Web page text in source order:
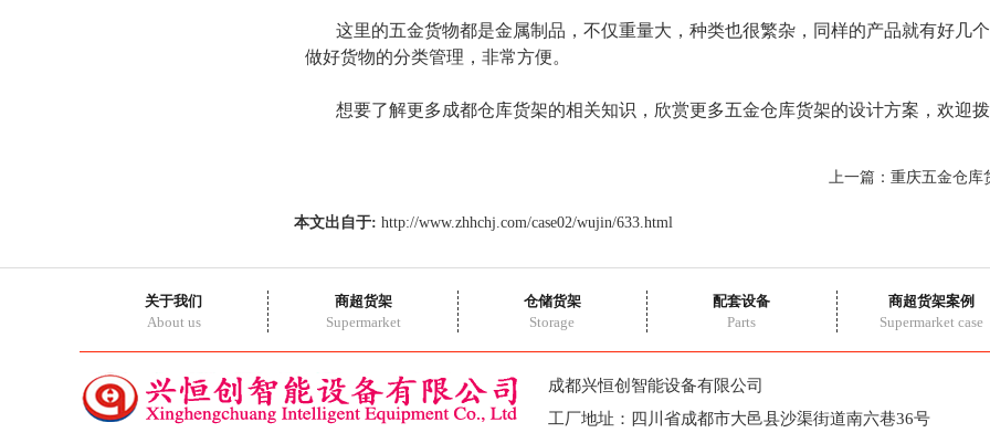
这里的五金货物都是金属制品，不仅重量大，种类也很繁杂，同样的产品就有好几
做好货物的分类管理，非常方便。
想要了解更多成都仓库货架的相关知识，欣赏更多五金仓库货架的设计方案，欢迎
上一篇： 重庆五金仓库
本文出自于: http://www.zhhchj.com/case02/wujin/633.html
关于我们
About us
商超货架
Supermarket
仓储货架
Storage
配套设备
Parts
商超货架案例
Supermarket case
成都兴恒创智能设备有限公司
工厂地址：四川省成都市大邑县沙渠街道南六巷36号